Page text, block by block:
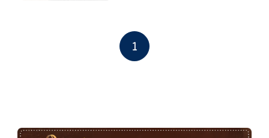
1